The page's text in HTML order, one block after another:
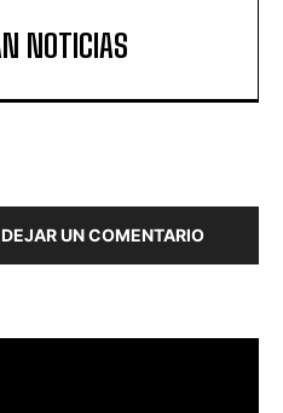
NOTICIAS
UN COMENTARIO